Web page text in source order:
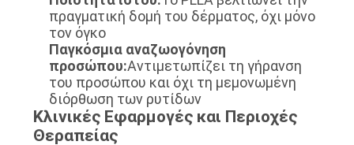
πραγματική δομή του δέρματος, όχι μόνο
τον όγκο
Παγκόσμια αναζωογόνηση
προσώπου:Αντιμετωπίζει τη γήρανση
του προσώπου και όχι τη μεμονωμένη
διόρθωση των ρυτίδων
Κλινικές Εφαρμογές και Περιοχές
Θεραπείας